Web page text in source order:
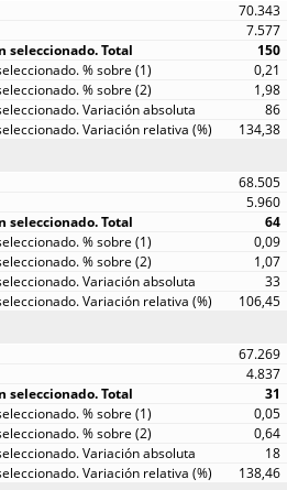
70.343
7.577
150
0,21
1,98
86
134,38
68.505
5.960
64
0,09
1,07
33
106,45
67.269
4.837
31
0,05
0,64
18
138,46